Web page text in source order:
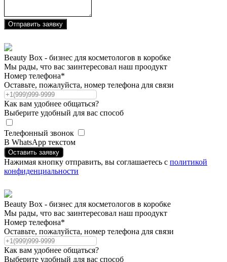
Отправить заявку
Beauty Box - бизнес для косметологов в коробке
Мы рады, что вас заинтересовал наш проодукт
Номер телефона*
Оставьте, пожалуйста, номер телефона для связи
Как вам удобнее общаться?
Выберите удобный для вас способ
Телефонный звонок
В WhatsApp текстом
Оставить заявку
Нажимая кнопку отправить, вы соглашаетесь с политикой
конфиденциальности
Beauty Box - бизнес для косметологов в коробке
Мы рады, что вас заинтересовал наш проодукт
Номер телефона*
Оставьте, пожалуйста, номер телефона для связи
Как вам удобнее общаться?
Выберите удобный для вас способ